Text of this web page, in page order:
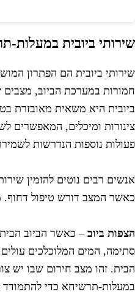
ביובית במעלות-
ביובית הם הפתרון
במערכת הביוב, מצבים
היא משאית מאובזרת
ומיכלים, המאפשרים
נוספות הנדרשות
רבים נוטים להזמין
המצב דורש טיפול דחוף.
ביוב– כאשר הביוב
המים המלוכלכים עולים
זהו מצב חירום שבו יש
תרשיחא כדי להתמודד